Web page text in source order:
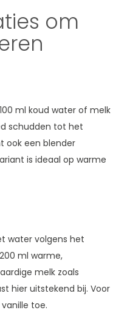
om
ml koud water of melk
schudden tot het
ook een blender
is ideaal op warme
water volgens het
ml warme,
melk zoals
hier uitstekend bij. Voor
toe.